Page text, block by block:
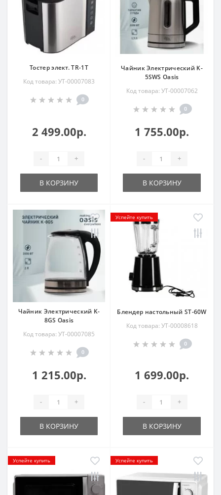
Тостер элект. TR-1T
Код товара: УТ-00007083
0
2 499.00р.
- +
В КОРЗИНУ
Чайник Электрический K-
5SWS Oasis
Код товара: УТ-00007062
0
1 755.00р.
- +
В КОРЗИНУ
Чайник Электрический K-
8GS Oasis
Код товара: УТ-00007085
0
1 215.00р.
- +
В КОРЗИНУ
Успейте купить
Блендер настольный ST-60W
Код товара: УТ-00008618
0
1 699.00р.
- +
В КОРЗИНУ
Успейте купить Успейте купить